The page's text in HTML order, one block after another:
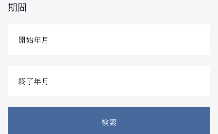
期間
検索